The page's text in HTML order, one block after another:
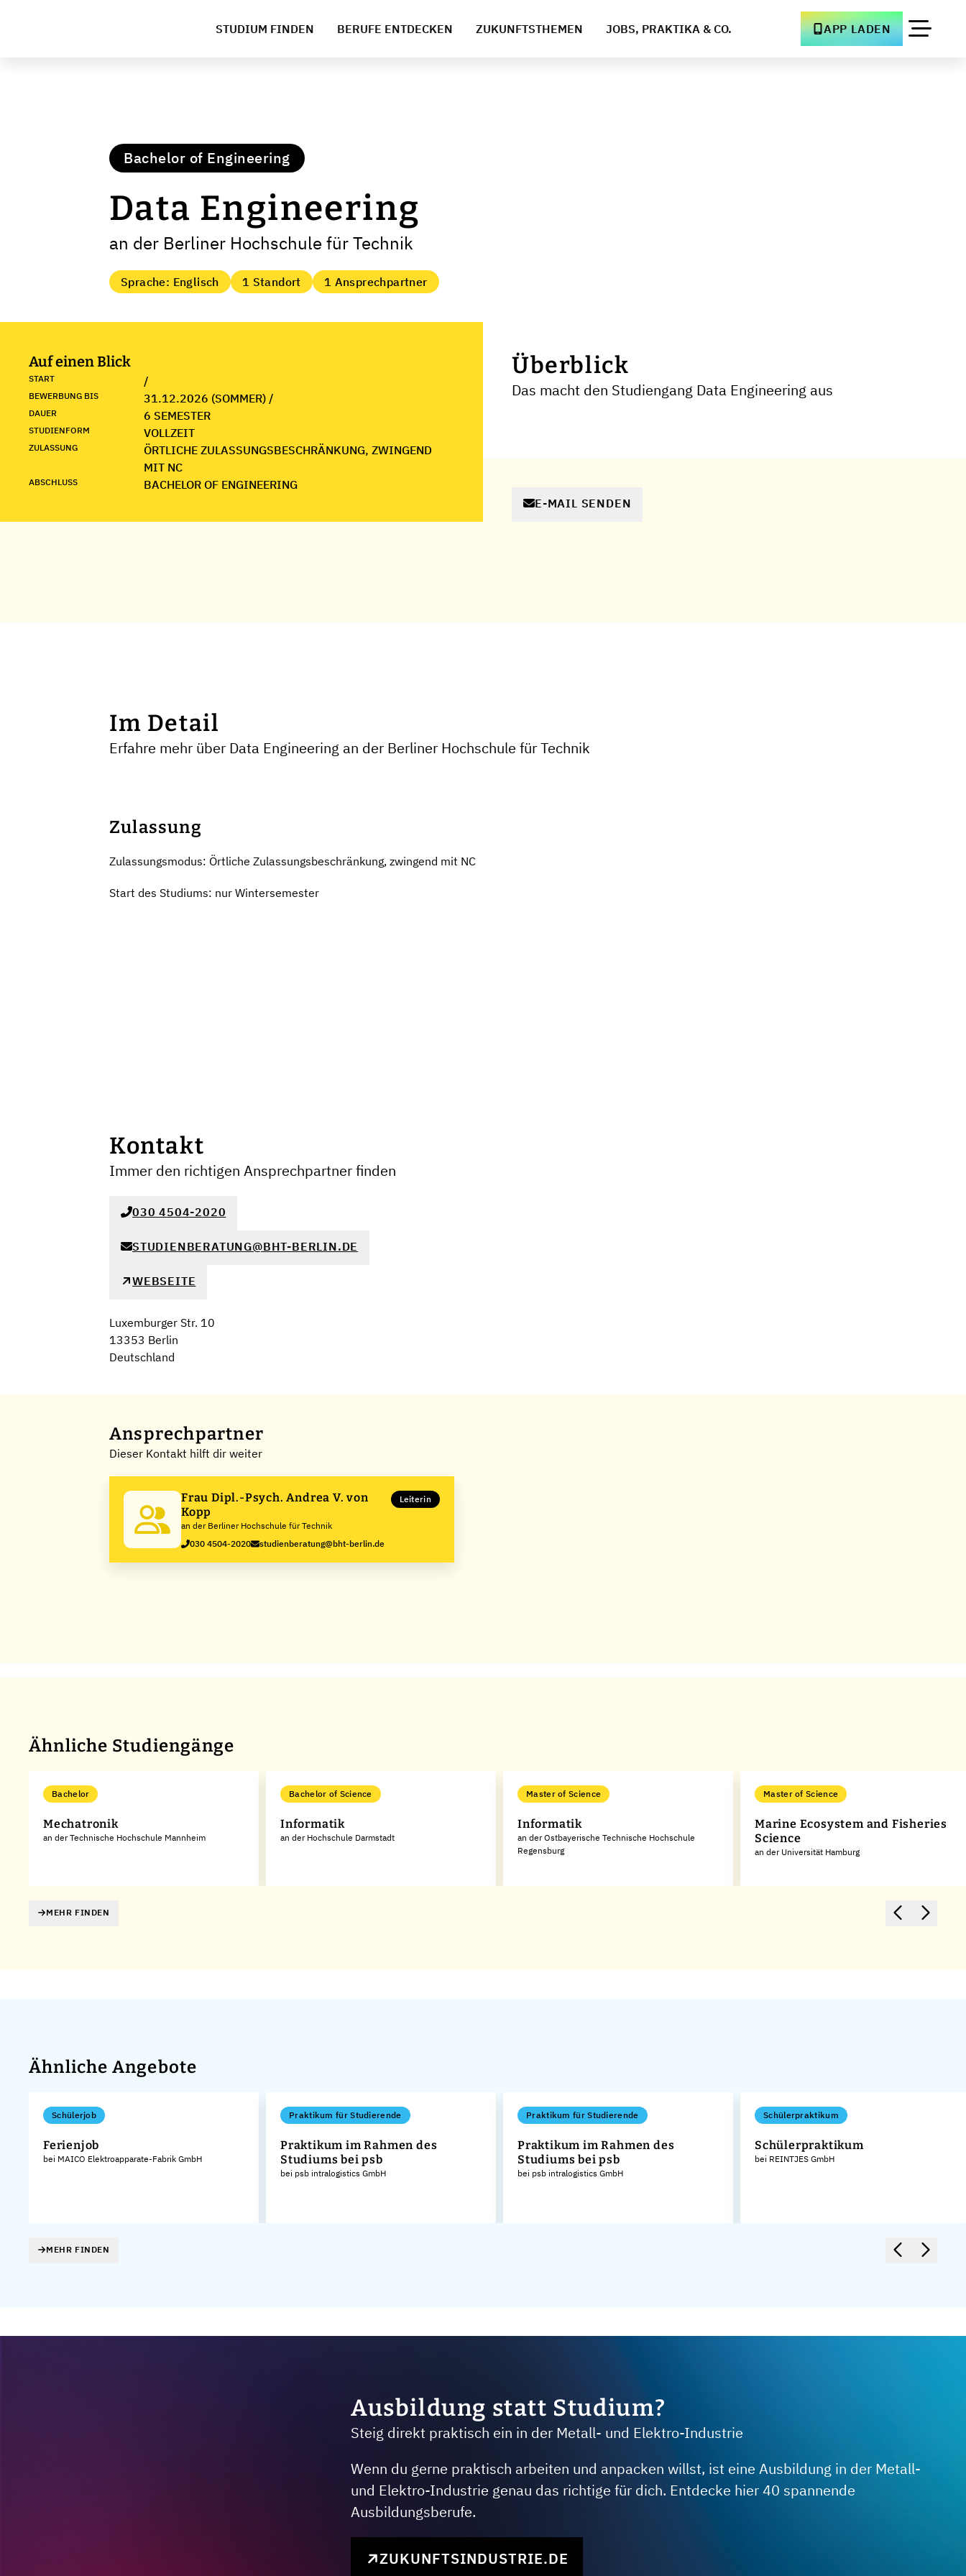
STUDIUM FINDEN BERUFE ENTDECKEN ZUKUNFTSTHEMEN JOBS, PRAKTIKA & CO. APP LADEN
Bachelor of Engineering
Data Engineering
an der Berliner Hochschule für Technik
Sprache: Englisch 1 Standort 1 Ansprechpartner
Auf einen Blick
START /
BEWERBUNG BIS 31.12.2026 (SOMMER) /
DAUER 6 SEMESTER
STUDIENFORM VOLLZEIT
ZULASSUNG
ÖRTLICHE ZULASSUNGSBESCHRÄNKUNG, ZWINGEND
MIT NC
ABSCHLUSS BACHELOR OF ENGINEERING
Überblick
Das macht den Studiengang Data Engineering aus
E-MAIL SENDEN
Im Detail
Erfahre mehr über Data Engineering an der Berliner Hochschule für Technik
Zulassung
Zulassungsmodus: Örtliche Zulassungsbeschränkung, zwingend mit NC
Start des Studiums: nur Wintersemester
Kontakt
Immer den richtigen Ansprechpartner finden
030 4504-2020
STUDIENBERATUNG@BHT-BERLIN.DE
WEBSEITE
Luxemburger Str. 10
13353 Berlin
Deutschland
Ansprechpartner
Dieser Kontakt hilft dir weiter
Frau Dipl.-Psych. Andrea V. von
Kopp
an der Berliner Hochschule für Technik
Leiterin
030 4504-2020 studienberatung@bht-berlin.de
Ähnliche Studiengänge
Bachelor
Mechatronik
an der Technische Hochschule Mannheim
Bachelor of Science
Informatik
an der Hochschule Darmstadt
Master of Science
Informatik
an der Ostbayerische Technische Hochschule
Regensburg
Master of Science
Marine Ecosystem and Fisheries
Science
an der Universität Hamburg
MEHR FINDEN
Ähnliche Angebote
Schülerjob
Ferienjob
bei MAICO Elektroapparate-Fabrik GmbH
Praktikum für Studierende
Praktikum im Rahmen des
Studiums bei psb
bei psb intralogistics GmbH
Praktikum für Studierende
Praktikum im Rahmen des
Studiums bei psb
bei psb intralogistics GmbH
Schülerpraktikum
Schülerpraktikum
bei REINTJES GmbH
MEHR FINDEN
Ausbildung statt Studium?
Steig direkt praktisch ein in der Metall- und Elektro-Industrie
Wenn du gerne praktisch arbeiten und anpacken willst, ist eine Ausbildung in der Metall-
und Elektro-Industrie genau das richtige für dich. Entdecke hier 40 spannende
Ausbildungsberufe.
ZUKUNFTSINDUSTRIE.DE